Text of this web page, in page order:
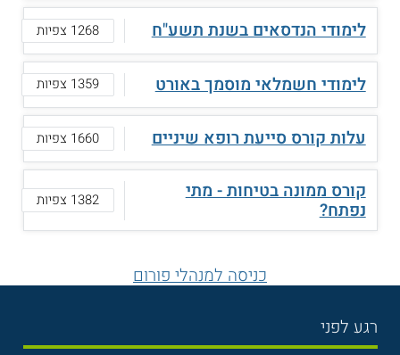
לימודי הנדסאים בשנת תשע"ח 1268 צפיות
לימודי חשמלאי מוסמך באורט 1359 צפיות
עלות קורס סייעת רופא שיניים 1660 צפיות
קורס ממונה בטיחות - מתי
נפתח? 1382 צפיות
כניסה למנהלי פורום
רגע לפני